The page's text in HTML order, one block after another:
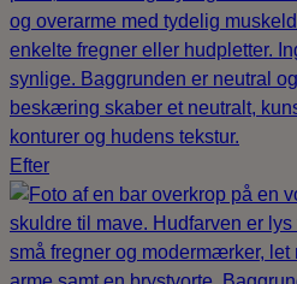
Efter